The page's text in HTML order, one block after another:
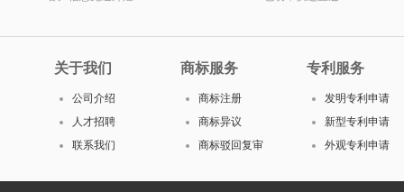
关于我们
公司介绍
人才招聘
联系我们
商标服务
商标注册
商标异议
商标驳回复审
专利服务
发明专利申请
新型专利申请
外观专利申请